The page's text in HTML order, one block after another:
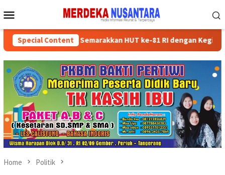
to
Menu
Special Content
Partai Semarakkan HUT ke-81 RI dengan Kegiatan Sosial
Home Politik